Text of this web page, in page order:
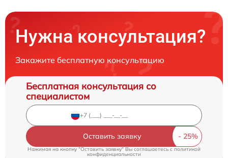
Нужна консультация?
Закажите бесплатную консультацию
Бесплатная консультация со
специалистом
Оставить заявку
Нажимая на кнопку "Оставить заявку" Вы соглашаетесь cполитикой
конфиденциальности